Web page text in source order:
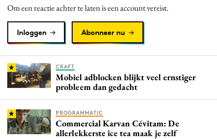
Om een reactie achter te laten is een account vereist.
Inloggen Abonneer nu
CRAFT
Mobiel adblocken blijkt veel ernstiger
probleem dan gedacht
PROGRAMMATIC
Commercial Karvan Cévitam: De
allerlekkerste ice tea maak je zelf